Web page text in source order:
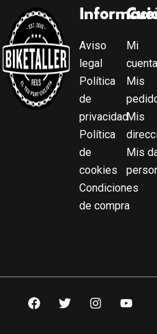
Aviso
legal
Política
de
privacidad
Política
de
cookies
Condiciones
de compra
Mi
cuenta
Mis
Mis
Mis
F
a
T
w
I
n
o